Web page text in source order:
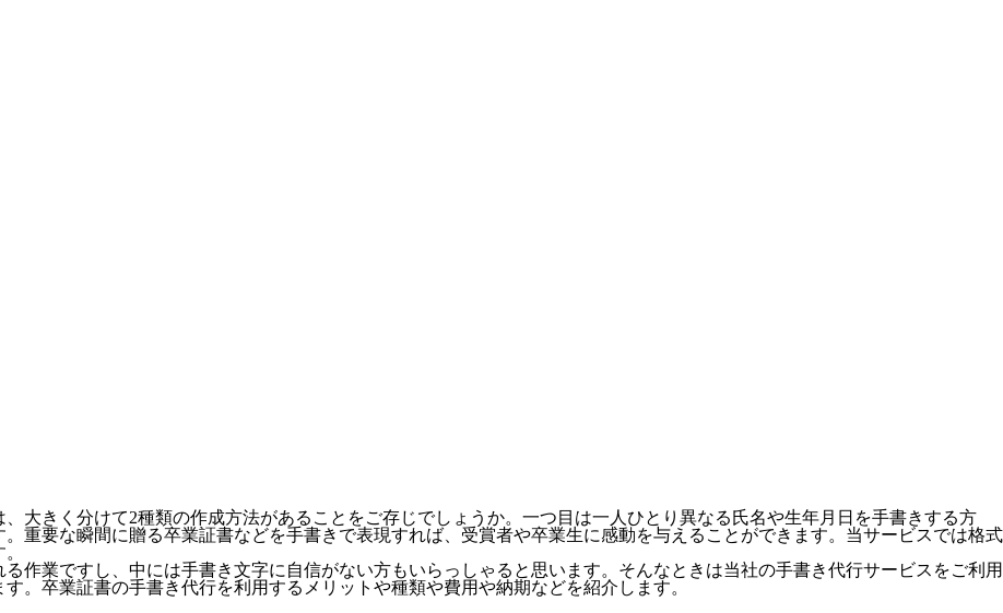
大きく分けて2種類の作成方法があることをご存じでしょうか。一つ目は一人ひとり異なる氏名や生年月日を手書きする方
重要な瞬間に贈る卒業証書などを手書きで表現すれば、受賞者や卒業生に感動を与えることができます。当サービスでは格式
作業ですし、中には手書き文字に自信がない方もいらっしゃると思います。そんなときは当社の手書き代行サービスをご利用
。卒業証書の手書き代行を利用するメリットや種類や費用や納期などを紹介します。